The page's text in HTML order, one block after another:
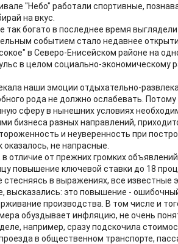
"Небо" работали спортивные,
на вкус.
так богато в последнее время
событием стало недавнее
в Северо-Енисейском районе на
в целом социально-экономическому
наши эмоции отдыхательно-
рода не должно ослабевать. Потому
сферу в нынешних условиях
бизнеса разных направлений,
и неуверенность при
не напрасные.
отличие от прежних громких
повышение ключевой ставки до 18
стесняясь в выражениях, все известные
высказались: это повышение -
производства. В том числе и
обуздывает инфляцию, не очень
например, сразу подскочила
в общественном транспорте,